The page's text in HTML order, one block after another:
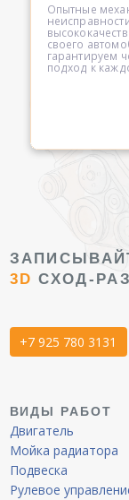
Опытные
своего
гарантируем
подход к
3D СХОД-
+7 925 780 3131
ВИДЫ РАБОТ
Двигатель
Мойка радиатора
Подвеска
Рулевое